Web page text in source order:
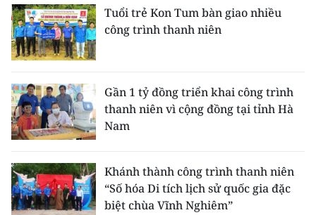
Chuyên trang Hà Nội
Chuyên trang TP. Hồ Chí Minh
CHUYÊN ĐỀ
CÁC CHUYÊN TRANG
VỀ BÁO NHÂN DÂN
THỜI NAY
Tuổi trẻ Kon Tum bàn giao nhiều
công trình thanh niên
Gần 1 tỷ đồng triển khai công trình
thanh niên vì cộng đồng tại tỉnh Hà
Nam
Khánh thành công trình thanh niên
“Số hóa Di tích lịch sử quốc gia đặc
biệt chùa Vĩnh Nghiêm”